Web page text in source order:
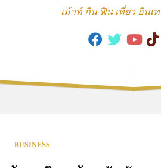
MOVIE
SERIES
เม้าท์ กิน ฟิน เที่ยว อินเ
BUSINESS